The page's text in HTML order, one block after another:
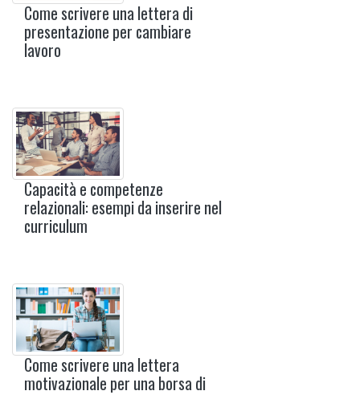
Come scrivere una lettera di
presentazione per cambiare
lavoro
Capacità e competenze
relazionali: esempi da inserire nel
curriculum
Come scrivere una lettera
motivazionale per una borsa di